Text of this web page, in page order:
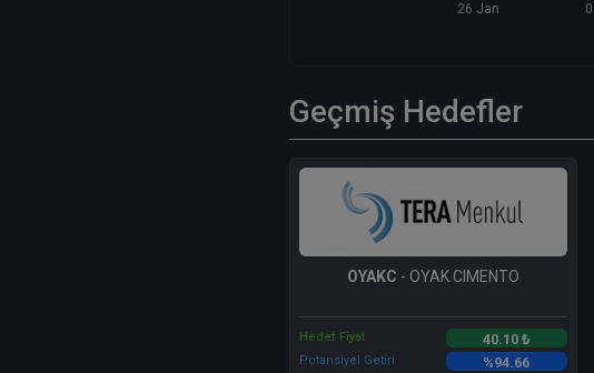
26 Jan
Geçmiş Hedefler
OYAKC - OYAK CIMENTO
Hedef Fiyat 40.10 ₺
Potansiyel Getiri %94.66